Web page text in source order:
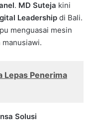
. MD Suteja kini
Leadership di Bali.
menguasai mesin
Lepas Penerima
Solusi